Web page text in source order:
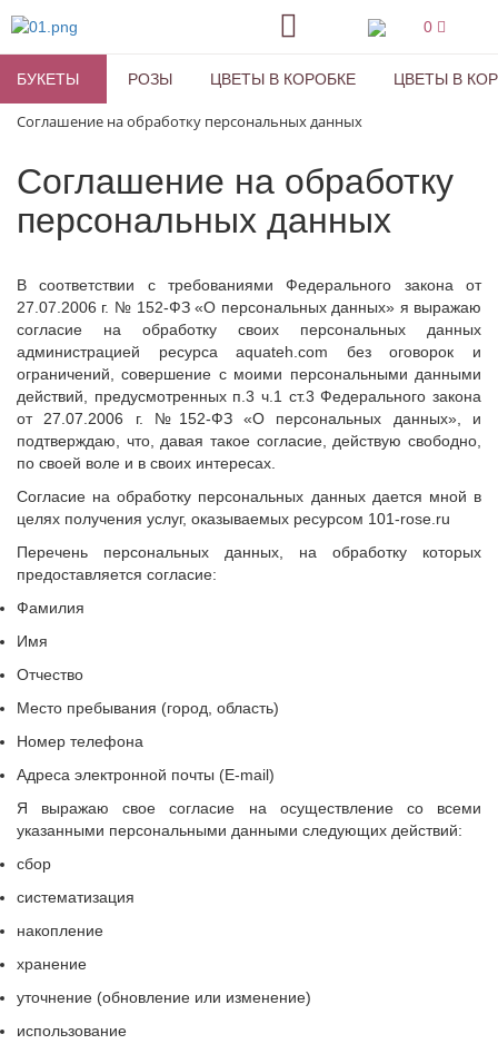
0
БУКЕТЫ РОЗЫ ЦВЕТЫ В КОРОБКЕ ЦВЕТЫ В
Соглашение на обработку персональных данных
Соглашение на обработку
персональных данных
В соответствии с требованиями Федерального закона от
27.07.2006 г. № 152-ФЗ «О персональных данных» я выражаю
согласие на обработку своих персональных данных
администрацией ресурса aquateh.com без оговорок и
ограничений, совершение с моими персональными данными
действий, предусмотренных п.3 ч.1 ст.3 Федерального закона
от 27.07.2006 г. №152-ФЗ «О персональных данных», и
подтверждаю, что, давая такое согласие, действую свободно,
по своей воле и в своих интересах.
Согласие на обработку персональных данных дается мной в
целях получения услуг, оказываемых ресурсом 101-rose.ru
Перечень персональных данных, на обработку которых
предоставляется согласие:
Фамилия
Имя
Отчество
Место пребывания (город, область)
Номер телефона
Адреса электронной почты (E-mail)
Я выражаю свое согласие на осуществление со всеми
указанными персональными данными следующих действий:
сбор
систематизация
накопление
хранение
уточнение (обновление или изменение)
использование